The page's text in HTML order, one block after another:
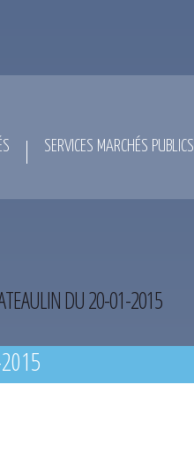
SERVICES MARCHÉS PUBLICS
DU 20-01-2015